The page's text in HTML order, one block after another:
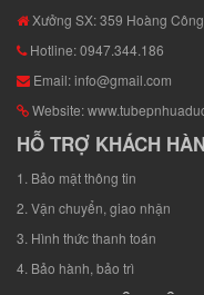
Xưởng SX: 359 Hoàng
Hotline: 0947.344.186
Email: info@gmail.com
Website:
HỖ TRỢ KHÁCH
1. Bảo mật thông tin
2. Vận chuyển, giao nhận
3. Hình thức thanh toán
4. Bảo hành, bảo trì